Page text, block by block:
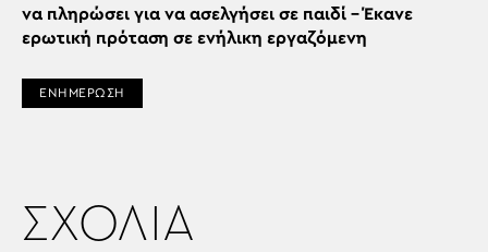
να πληρώσει για να ασελγήσει σε παιδί – Έκανε
ερωτική πρόταση σε ενήλικη εργαζόμενη
ΕΝΗΜΕΡΩΣΗ
ΣΧΟΛΙΑ